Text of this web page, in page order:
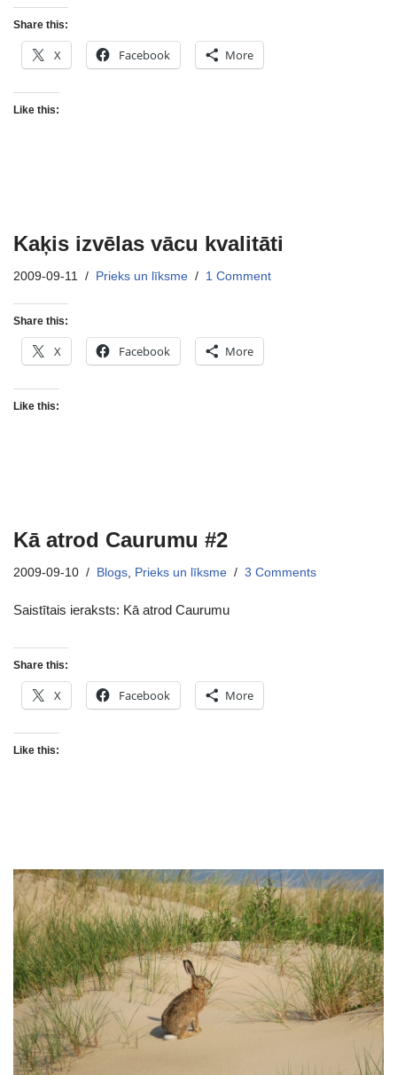
Share this:
X Facebook More
Like this:
Kaķis izvēlas vācu kvalitāti
2009-09-11 Prieks un līksme 1 Comment
Share this:
X Facebook More
Like this:
Kā atrod Caurumu #2
2009-09-10 Blogs, Prieks un līksme 3 Comments
Saistītais ieraksts: Kā atrod Caurumu
Share this:
X Facebook More
Like this: